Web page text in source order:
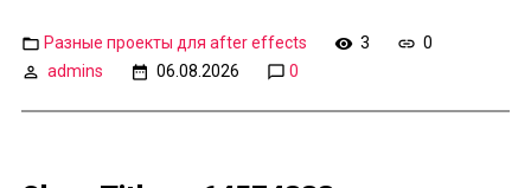
Разные проекты для after effects 3
0
admins
06.08.2026 0